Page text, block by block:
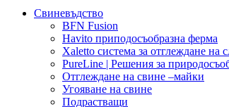
Свиневъдство
BFN Fusion
Havito приподосъобразна ферма
Xaletto система за отглеждане на
PureLine | Решения за
Отглеждане на свине –майки
Угояване на свине
Подрастващи